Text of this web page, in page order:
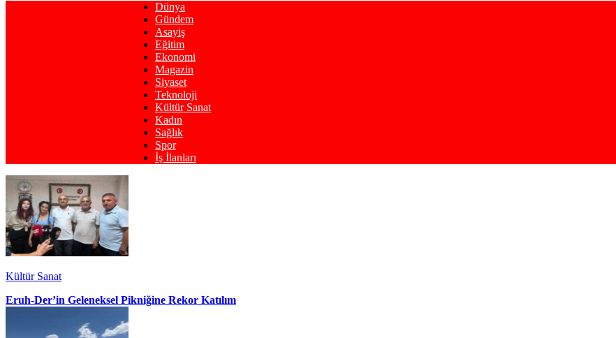
Dünya
Gündem
Asayiş
Eğitim
Ekonomi
Magazin
Siyaset
Teknoloji
Kültür Sanat
Kadın
Sağlık
Spor
İş İlanları
Kültür Sanat
Eruh-Der’in Geleneksel Pikniğine Rekor Katılım